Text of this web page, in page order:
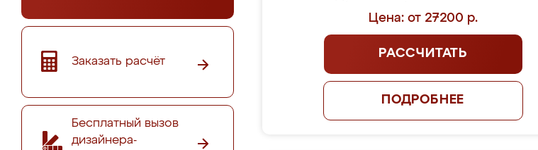
Заказать расчёт
Бесплатный вызов
дизайнера-
Цена: от 27200 р.
РАССЧИТАТЬ
ПОДРОБНЕЕ